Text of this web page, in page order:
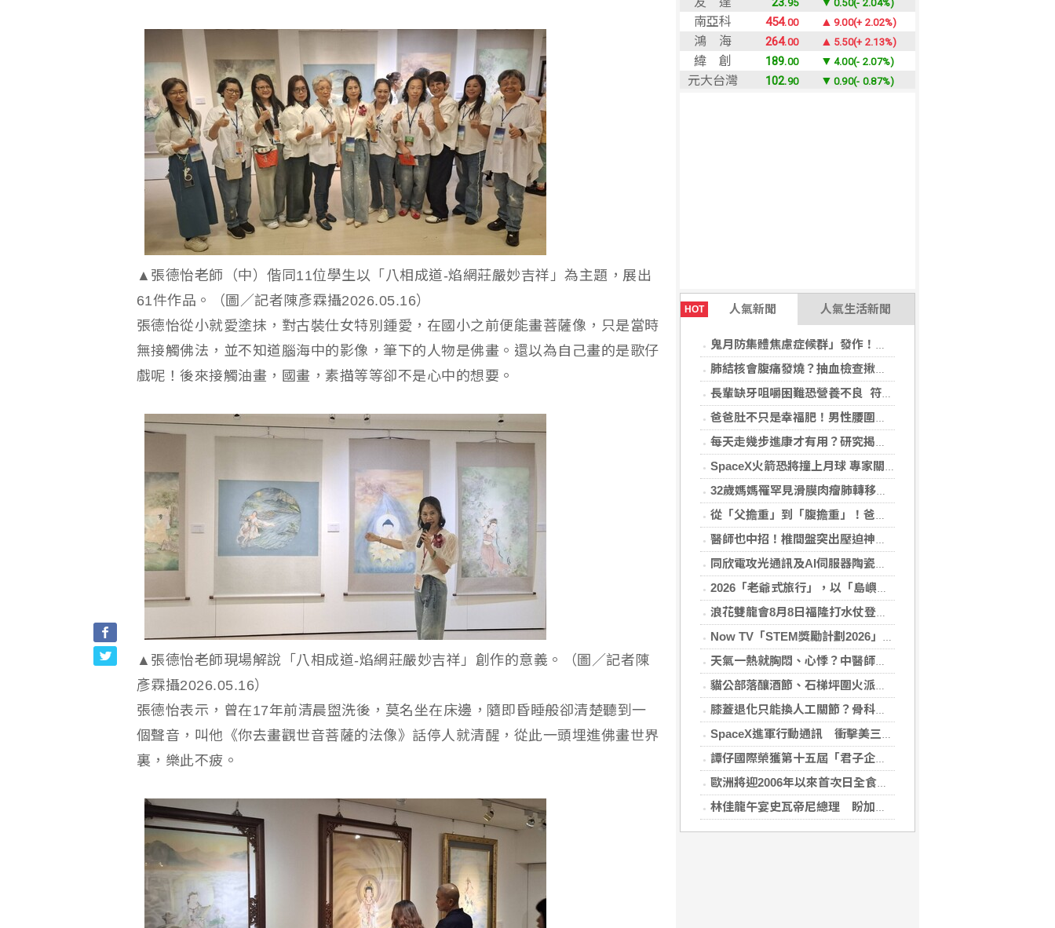
HOT 人氣新聞 人氣生活新聞
鬼月防集體焦慮症候群」發作！醫揭：安度民俗月2大「認知調適」對策
肺結核會腹痛發燒？抽血檢查揪潛伏感染對症下藥
長輩缺牙咀嚼困難恐營養不良 符合「這二身分」可申請假牙補助
爸爸肚不只是幸福肥！男性腰圍逾90公分 醫籲留意脂肪肝風險
每天走幾步進康才有用？研究揭：5000步即可降低37%死亡風險
SpaceX火箭恐將撞上月球 專家關注衝擊後果
32歲媽媽罹罕見滑膜肉瘤肺轉移！立體定位精準放療SBRT，控制轉移病灶
從「父擔重」到「腹擔重」！爸爸肚恐暗藏中年男性健康危機
醫師也中招！椎間盤突出壓迫神經 微創內視鏡手術助重返正常生活
同欣電攻光通訊及AI伺服器陶瓷基板 明年業績看佳
2026「老爺式旅行」，以「島嶼的弦外之音」為題 帶旅人開箱歌劇院後台、探訪地下舞廳年代及體驗民歌
浪花雙龍會8月8日福隆打水仗登場 尚有免費名額快報名，還可抽住宿券！
Now TV「STEM獎勵計劃2026」正式開始｜獲長隆度假區全力支持 推出《主題樂園有趣科學大探索》第二季及「長隆小科學家大獎」
天氣一熱就胸悶、心悸？中醫師提醒：高溫讓心臟負擔大增，別輕忽身體警訊
貓公部落釀酒節、石梯坪圍火派對 分別在中秋與國慶連假登場
膝蓋退化只能換人工關節？骨科醫師解析「退化性關節炎」治療評估
SpaceX進軍行動通訊 衝擊美三大電信巨頭
譚仔國際榮獲第十五屆「君子企業獎」 卓越ESG及營商表現備受肯定
歐洲將迎2006年以來首次日全食 觀測資訊一次看
林佳龍午宴史瓦帝尼總理 盼加強各領域雙邊合作
▲張德怡老師（中）偕同11位學生以「八相成道-焰網莊嚴妙吉祥」為主題，展出
61件作品。（圖／記者陳彥霖攝2026.05.16）
張德怡從小就愛塗抹，對古裝仕女特別鍾愛，在國小之前便能畫菩薩像，只是當時
無接觸佛法，並不知道腦海中的影像，筆下的人物是佛畫。還以為自己畫的是歌仔
戲呢！後來接觸油畫，國畫，素描等等卻不是心中的想要。
▲張德怡老師現場解說「八相成道-焰網莊嚴妙吉祥」創作的意義。（圖／記者陳
彥霖攝2026.05.16）
張德怡表示，曾在17年前清晨盥洗後，莫名坐在床邊，隨即昏睡般卻清楚聽到一
個聲音，叫他《你去畫觀世音菩薩的法像》話停人就清醒，從此一頭埋進佛畫世界
裏，樂此不疲。